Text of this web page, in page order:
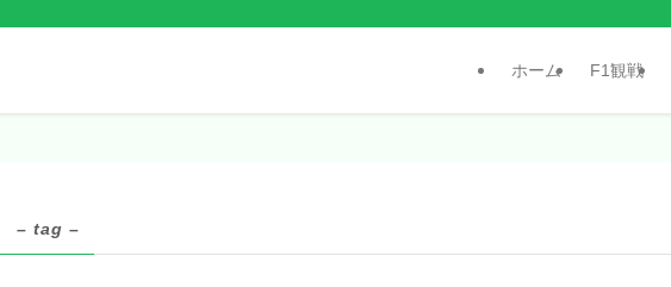
ホーム F1観戦
– tag –